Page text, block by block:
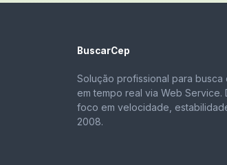
BuscarCep
Solução profissional para busca
em tempo real via Web Service.
foco em velocidade,
2008.